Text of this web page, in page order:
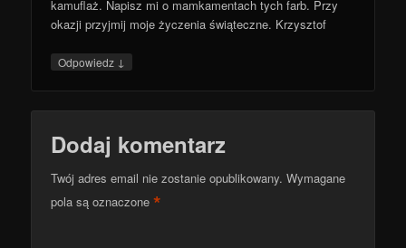
kamuflaż. Napisz mi o mamkamentach tych farb. Przy
okazji przyjmij moje życzenia świąteczne. Krzysztof
Odpowiedz ↓
Dodaj komentarz
Twój adres email nie zostanie opublikowany. Wymagane
pola są oznaczone*